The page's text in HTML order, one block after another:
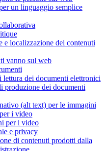
un linguaggio semplice
e localizzazione dei contenuti
vanno sul web
lettura dei documenti elettronici
produzione dei documenti
(alt text) per le immagini
i video
per i video
e privacy
di contenuti prodotti dalla